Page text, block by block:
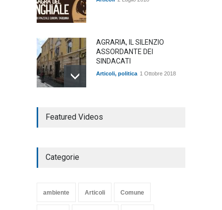
AGRARIA, IL SILENZIO
ASSORDANTE DEI
SINDACATI
Articoli, politica 1 Ottobre 2018
COMMEDIA"
TARQUINIA
Featured Videos
Categorie
ambiente Articoli Comune